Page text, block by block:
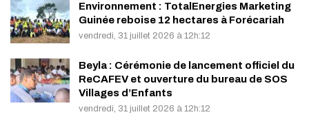
Environnement : TotalEnergies Marketing
Guinée reboise 12 hectares à Forécariah
vendredi, 31 juillet 2026 à 12h:12
Beyla : Cérémonie de lancement officiel du
ReCAFEV et ouverture du bureau de SOS
Villages d’Enfants
vendredi, 31 juillet 2026 à 12h:12